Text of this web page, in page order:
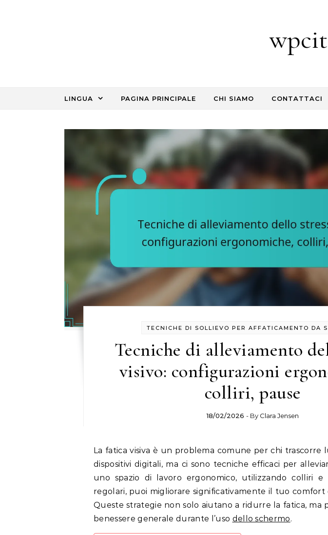
LINGUA PAGINA PRINCIPALE CHI SIAMO CONTATTACI
TECNICHE DI SOLLIEVO PER AFFATICAMENTO DA
Tecniche di alleviamento
visivo: configurazioni
colliri, pause
18/02/2026 - By Clara Jensen
La fatica visiva è un problema comune per chi trascorre lunghe ore davanti ai
dispositivi digitali, ma ci sono tecniche efficaci per
uno spazio di lavoro ergonomico, utilizzando colliri e
regolari, puoi migliorare significativamente il tuo
Queste strategie non solo aiutano a ridurre la fatica, ma
benessere generale durante l’uso dello schermo.